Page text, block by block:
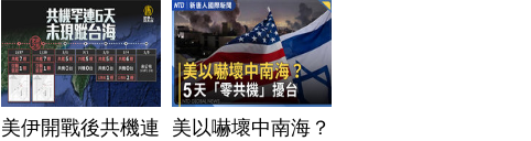
美伊開戰後共機連
美以嚇壞中南海？